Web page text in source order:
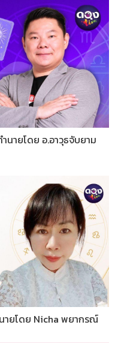
นายโดย อ.อาวุธจับยาม
ายโดย Nicha พยากรณ์